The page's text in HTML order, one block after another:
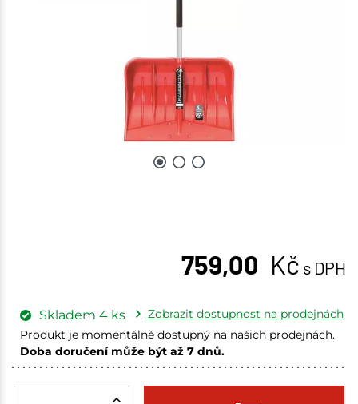
759,00 Kč s DPH
Skladem 4 ks
Zobrazit dostupnost na prodejnách
Produkt je momentálně dostupný na našich prodejnách.
Doba doručení může být až 7 dnů.